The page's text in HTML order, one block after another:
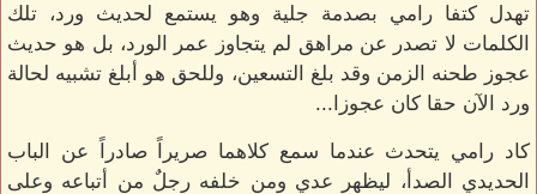
تهدل كتفا رامي بصدمة جلية وهو يستمع لحديث ورد، تلك
الكلمات لا تصدر عن مراهق لم يتجاوز عمر الورد، بل هو حديث
عجوز طحنه الزمن وقد بلغ التسعين، وللحق هو أبلغ تشبيه لحالة
ورد الآن حقا كان عجوزا...
كاد رامي يتحدث عندما سمع كلاهما صريراً صادراً عن الباب
الحديدي الصدأ، ليظهر عدي ومن خلفه رجلٌ من أتباعه وعلى